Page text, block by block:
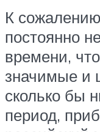
К
постоянно
времени,
значимые и
сколько бы
период,